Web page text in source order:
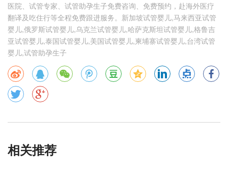
医院、试管专家、试管助孕生子免费咨询、免费预约，赴海外医疗
翻译及吃住行等全程免费跟进服务。新加坡试管婴儿,马来西亚试管
婴儿,俄罗斯试管婴儿,乌克兰试管婴儿,哈萨克斯坦试管婴儿,格鲁吉
亚试管婴儿,泰国试管婴儿,美国试管婴儿,柬埔寨试管婴儿,台湾试管
婴儿,试管助孕生子
相关推荐